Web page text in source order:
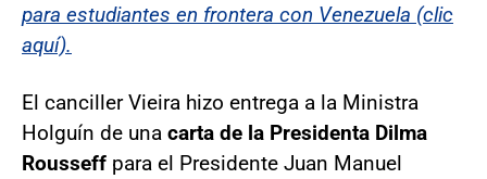
para estudiantes en frontera con Venezuela (clic
aquí).
El canciller Vieira hizo entrega a la Ministra
Holguín de una carta de la Presidenta Dilma
Rousseff para el Presidente Juan Manuel